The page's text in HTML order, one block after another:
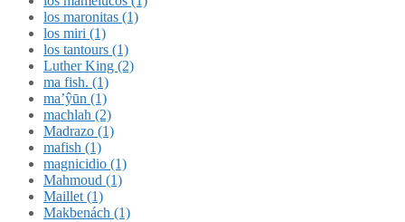
los maronitas (1)
los miri (1)
los tantours (1)
Luther King (2)
ma fish. (1)
ma’ŷūn (1)
machlah (2)
Madrazo (1)
mafish (1)
magnicidio (1)
Mahmoud (1)
Maillet (1)
Makbenách (1)